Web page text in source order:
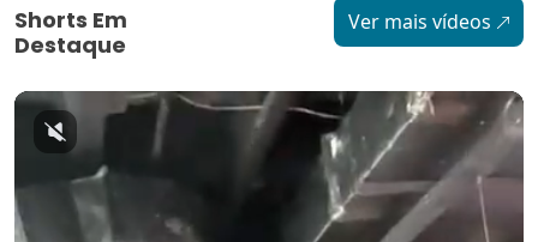
Shorts Em
Destaque
Ver mais vídeos